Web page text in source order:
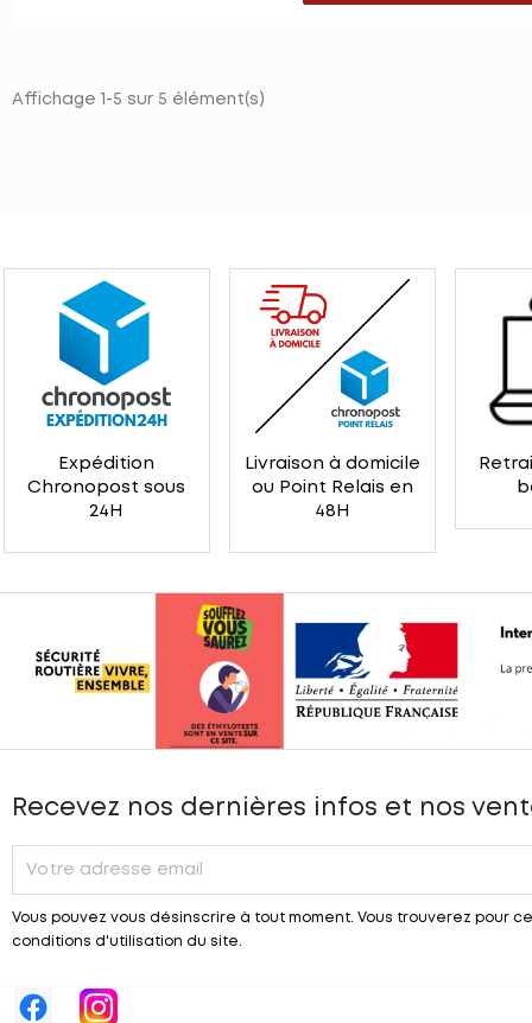
Affichage 1-5 sur 5 élément(s)
Expédition
Chronopost sous
24H
Livraison à domicile
ou Point Relais en
48H
Recevez nos dernières infos et nos
Vous pouvez vous désinscrire à tout moment. Vous trouverez pour
conditions d'utilisation du site.